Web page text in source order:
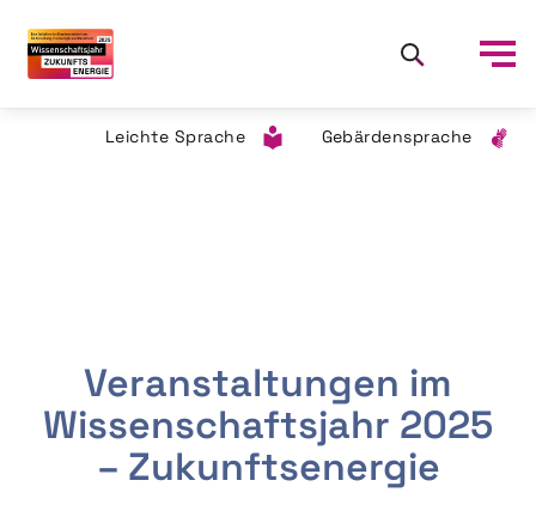
Leichte Sprache Gebärdensprache
Veranstaltungen im
Wissenschaftsjahr 2025
– Zukunftsenergie